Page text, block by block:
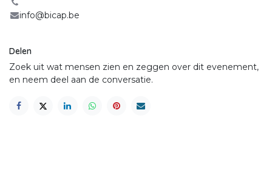
info@bicap.be
Delen
Zoek uit wat mensen zien en zeggen over dit evenement,
en neem deel aan de conversatie.